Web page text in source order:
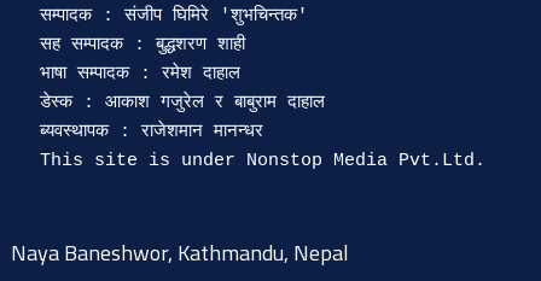
सम्पादक : संजीप घिमिरे 'शुभचिन्तक'
सह सम्पादक : बुद्धशरण शाही
भाषा सम्पादक : रमेश दाहाल
डेस्क : आकाश गजुरेल र बाबुराम दाहाल
ब्यवस्थापक : राजेशमान मानन्धर
Naya Baneshwor, Kathmandu, Nepal